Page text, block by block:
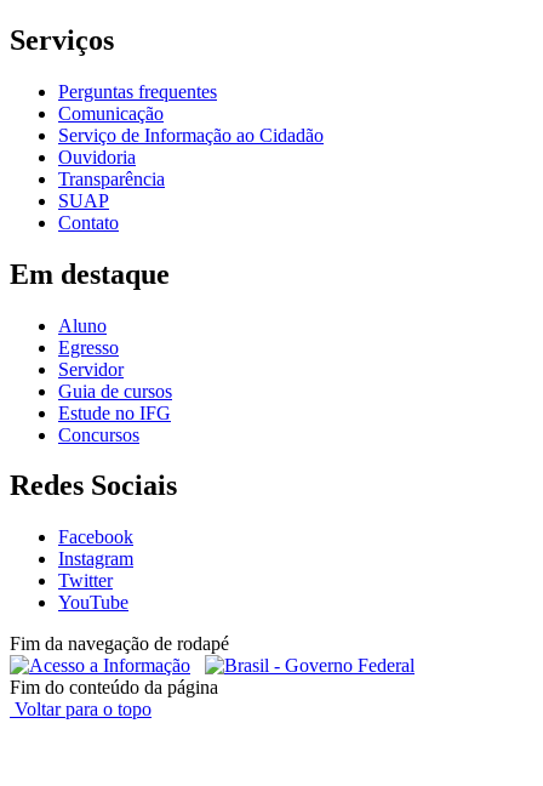
Serviços
Perguntas frequentes
Comunicação
Serviço de Informação ao Cidadão
Ouvidoria
Transparência
SUAP
Contato
Em destaque
Aluno
Egresso
Servidor
Guia de cursos
Estude no IFG
Concursos
Redes Sociais
Facebook
Instagram
Twitter
YouTube
Fim da navegação de rodapé
Fim do conteúdo da página
Voltar para o topo